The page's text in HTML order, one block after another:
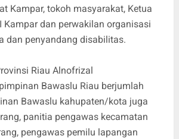
Kampar, tokoh masyarakat, Ketua
Kampar dan perwakilan organisasi
dan penyandang disabilitas.
Riau Alnofrizal
Bawaslu Riau berjumlah
Bawaslu kahupaten/kota juga
panitia pengawas kecamatan
pengawas pemilu lapangan